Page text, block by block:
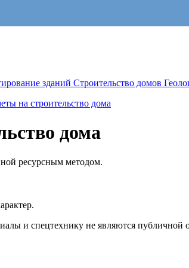
зданий Строительство домов
на строительство дома
дома
ресурсным методом.
и спецтехнику не являются публичной